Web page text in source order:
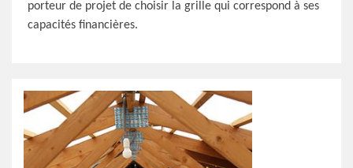
porteur de projet de choisir la grille qui correspond à ses
capacités financières.